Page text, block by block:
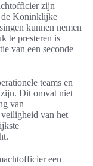
zijn
de Koninklijke
kunnen nemen
te presteren is
van een seconde
teams en
Dit omvat niet
van
van het
een